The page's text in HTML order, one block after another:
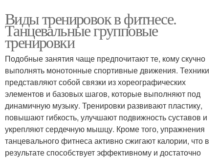
Виды тренировок в фитнесе.
Танцевальные групповые
тренировки
Подобные занятия чаще предпочитают те, кому скучно
выполнять монотонные спортивные движения. Техники
представляют собой связки из хореографических
элементов и базовых шагов, которые выполняют под
динамичную музыку. Тренировки развивают пластику,
повышают гибкость, улучшают подвижность суставов и
укрепляют сердечную мышцу. Кроме того, упражнения
танцевального фитнеса активно сжигают калории, что в
результате способствует эффективному и достаточно